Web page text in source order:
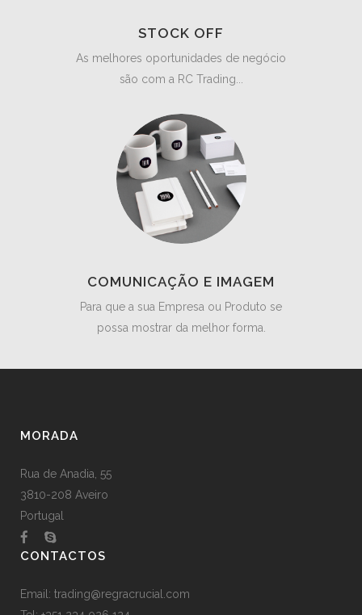
STOCK OFF
As melhores oportunidades de negócio
são com a RC Trading...
COMUNICAÇÃO E IMAGEM
Para que a sua Empresa ou Produto se
possa mostrar da melhor forma.
MORADA
Rua de Anadia, 55
3810-208 Aveiro
Portugal
CONTACTOS
Email: trading@regracrucial.com